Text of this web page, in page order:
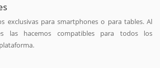
exclusivas para smartphones o para tables. Al
las hacemos compatibles para todos los